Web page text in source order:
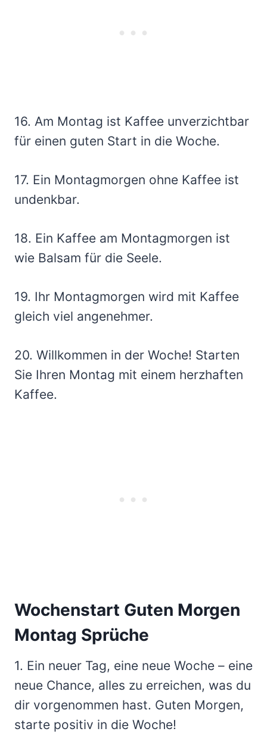
16. Am Montag ist Kaffee unverzichtbar
für einen guten Start in die Woche.
17. Ein Montagmorgen ohne Kaffee ist
undenkbar.
18. Ein Kaffee am Montagmorgen ist
wie Balsam für die Seele.
19. Ihr Montagmorgen wird mit Kaffee
gleich viel angenehmer.
20. Willkommen in der Woche! Starten
Sie Ihren Montag mit einem herzhaften
Kaffee.
Wochenstart Guten Morgen
Montag Sprüche
1. Ein neuer Tag, eine neue Woche – eine
neue Chance, alles zu erreichen, was du
dir vorgenommen hast. Guten Morgen,
starte positiv in die Woche!